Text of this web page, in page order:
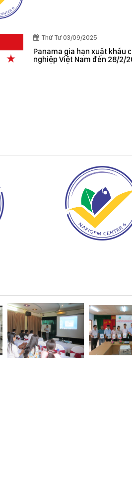
Thứ Tư 03/09/2025
Panama gia hạn xuất khẩu
nghiệp Việt Nam đến 28/2/